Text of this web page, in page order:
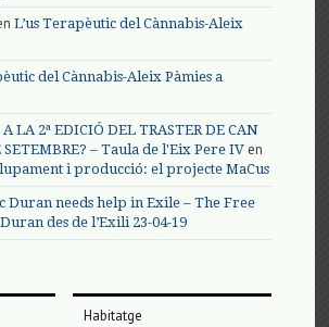
L’us Terapèutic del Cànnabis-Aleix
del Cànnabis-Aleix Pàmies a
LA 2ª EDICIÓ DEL TRASTER DE CAN
SETEMBRE? – Taula de l'Eix Pere IV en
i producció: el projecte MaCus
Duran needs help in Exile – The Free
des de l’Exili 23-04-19
Habitatge